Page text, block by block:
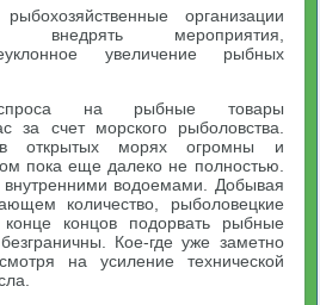
организации
внедрять мероприятия,
увеличение рыбных
на рыбные товары
за счет морского рыболовства.
открытых морях огромны и
пока еще далеко не полностью.
водоемами. Добывая
количество, рыболовецкие
концов подорвать рыбные
Кое-где уже заметно
на усиление технической